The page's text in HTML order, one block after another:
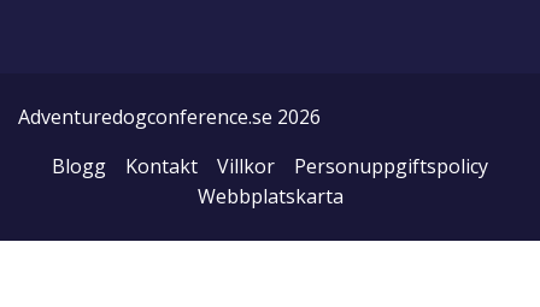
Adventuredogconference.se 2026
Blogg
Kontakt Villkor
Personuppgiftspolicy
Webbplatskarta